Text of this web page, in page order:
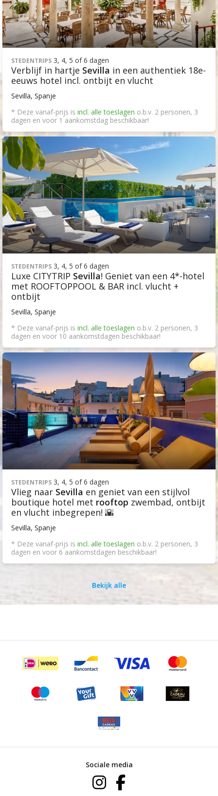
STEDENTRIPS 3, 4, 5 of 6 dagen
Verblijf in hartje Sevilla in een authentiek 18e-
eeuws hotel incl. ontbijt en vlucht
Sevilla, Spanje
* Deze vanaf-prijs is incl. alle toeslagen o.b.v. 2 personen, 3
dagen en voor 1 aankomstdag beschikbaar!
STEDENTRIPS 3, 4, 5 of 6 dagen
Luxe CITYTRIP Sevilla! Geniet van een 4*-hotel
met ROOFTOPPOOL & BAR incl. vlucht +
ontbijt
Sevilla, Spanje
* Deze vanaf-prijs is incl. alle toeslagen o.b.v. 2 personen, 3
dagen en voor 10 aankomstdagen beschikbaar!
STEDENTRIPS 3, 4, 5 of 6 dagen
Vlieg naar Sevilla en geniet van een stijlvol
boutique hotel met rooftop zwembad, ontbijt
en vlucht inbegrepen! 🌇
Sevilla, Spanje
* Deze vanaf-prijs is incl. alle toeslagen o.b.v. 2 personen, 3
dagen en voor 6 aankomstdagen beschikbaar!
Bekijk alle
Sociale media